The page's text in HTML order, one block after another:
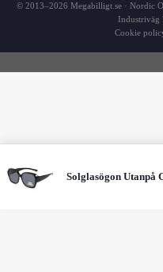
© 2013–2026 Megabilligt.se · Nordic
Industriväg
Cookie
Solglasögon Utanpå